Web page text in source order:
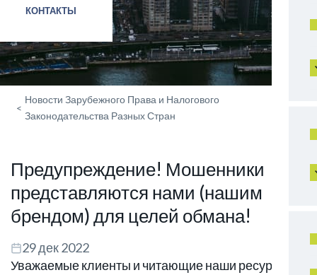
КОНТАКТЫ
<
Новости Зарубежного Права и Налогового
Законодательства Разных Стран
Предупреждение! Мошенники
представляются нами (нашим
брендом) для целей обмана!
29 дек 2022
Уважаемые клиенты и читающие наши ресурсы,